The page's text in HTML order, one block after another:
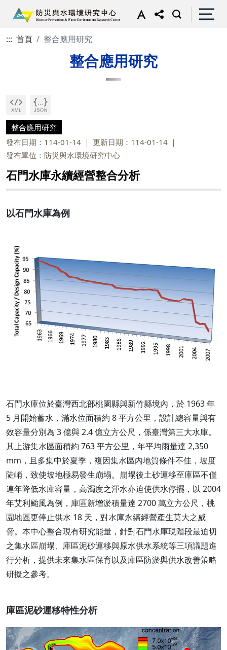
::: 首頁 整合應用研究
整合應用研究
整合應用研究
發布日期：114-01-14
更新日期：114-01-14
發布單位：防災與水環境研究中心
石門水庫永續經營整合分析
以石門水庫為例
石門水庫位於臺灣西北部桃園縣與新竹縣境內，於 1963 年
5 月開始蓄水，滿水位面積約 8 平方公里，設計總容量與有
效容量分別為 3 億與 2.4 億立方公尺，係臺灣第三大水庫。
其上游集水區面積約 763 平方公里，年平均雨量達 2,350
mm，且多集中於夏季，複因集水區內地質條件不佳，坡度
陡峭，致使坡地極易發生崩塌。崩塌後土砂運移至庫區不僅
連年降低水庫容量，高濁度之渾水亦迫使供水停擺，以 2004
年艾利颱風為例，庫區新增淤積量達 2700 萬立方公尺，桃
園地區更停止供水 18 天，對水庫永續經營產生莫大之威
脅。本中心整合現有研究能量，針對石門水庫現階段最迫切
之集水區崩塌、庫區泥砂運移與原水供水系統等三項議題進
行分析，提供未來集水區保育以及庫區防淤與供水改善策略
研擬之參考。
庫區泥砂運移特性分析